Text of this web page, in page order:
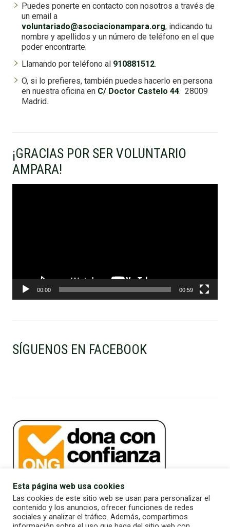
Puedes ponerte en contacto con nosotros a través de
un email a
voluntariado@asociacionampara.org, indicando tu
nombre y apellidos y un número de teléfono en el que
poder encontrarte.
Llamando por teléfono al 910881512.
O, si lo prefieres, también puedes hacerlo en persona
en nuestra oficina en C/ Doctor Castelo 44. 28009
Madrid.
¡GRACIAS POR SER VOLUNTARIO
AMPARA!
00:00 00:59
SÍGUENOS EN FACEBOOK
Esta página web usa cookies
Las cookies de este sitio web se usan para personalizar el
contenido y los anuncios, ofrecer funciones de redes
sociales y analizar el tráfico. Además, compartimos